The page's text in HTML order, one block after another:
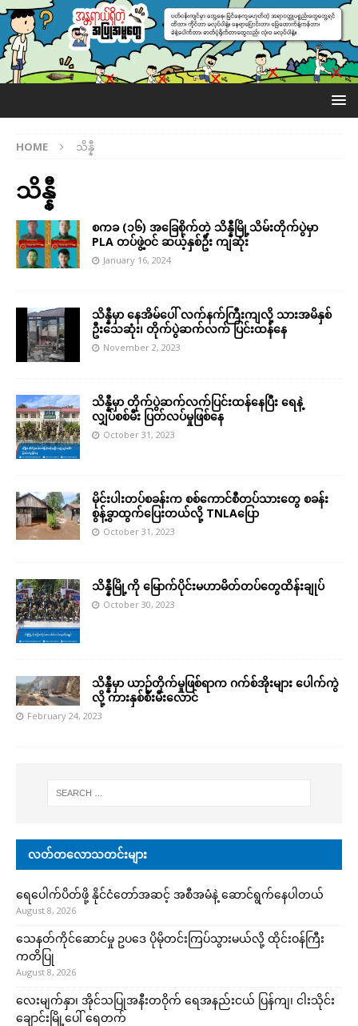
HOME သိန္နီ
သိန္နီ
စကခ (၁၆) အခြေစိုက်တဲ့ သိန္နီမြို့သိမ်းတိုက်ပွဲမှာ
PLA တပ်ဖွဲ့ဝင် ဆယ့်နှစ်ဦး ကျဆုံး
January 16, 2024
သိန္နီမှာ နေအိမ်ပေါ် လက်နက်ကြီးကျလို့ သားအမိနှစ်
ဦးသေဆုံး၊ တိုက်ပွဲဆက်လက် ပြင်းထန်နေ
November 2, 2023
သိန္နီမှာ တိုက်ပွဲဆက်လက်ပြင်းထန်နေပြီး ရေနဲ့
လျှပ်စစ်မီး ပြတ်လပ်မှုဖြစ်နေ
October 31, 2023
မိုင်းပါးတပ်စခန်းက စစ်ကောင်စီတပ်သားတွေ စခန်း
စွန့်ခွာထွက်ပြေးတယ်လို့ TNLAပြော
October 31, 2023
သိန္နီမြို့ကို မြောက်ပိုင်းမဟာမိတ်တပ်တွေထိန်းချုပ်
October 30, 2023
သိန္နီမှာ ယာဉ်တိုက်မှုဖြစ်ရာက ဂက်စ်အိုးများ ပေါက်ကွဲ
လို့ ကားနှစ်စီးမီးလောင်
February 24, 2023
လတ်တလောသတင်းများ
ရေပေါက်ပိတ်ဖို့ နိုင်ငံတော်အဆင့် အစီအမံနဲ့ ဆောင်ရွက်နေပါတယ်
August 8, 2026
သေနတ်ကိုင်ဆောင်မှု ဥပဒေ ပိုမိုတင်းကြပ်သွားမယ်လို့ ထိုင်းဝန်ကြီး
ကတိပြု
August 8, 2026
လေးမျက်နှာ၊ အိုင်သပြုအနီးတဝိုက် ရေအနည်းငယ် ပြန်ကျ၊ ငါးသိုင်း
ချောင်းမြို့ပေါ် ရေတက်